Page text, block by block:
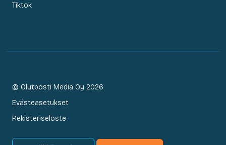
Tiktok
© Olutposti Media Oy 2026
Evästeasetukset
Rekisteriseloste